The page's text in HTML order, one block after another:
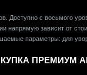
Доступно с восьмого
напрямую зависит от
параметры: для
ПРЕМИУМ